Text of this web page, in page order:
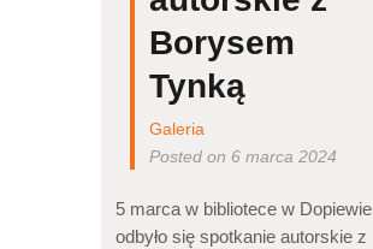
Borysem
Tynką
Galeria
Posted on 6 marca 2024
5 marca w bibliotece w Dopiewie
odbyło się spotkanie autorskie z